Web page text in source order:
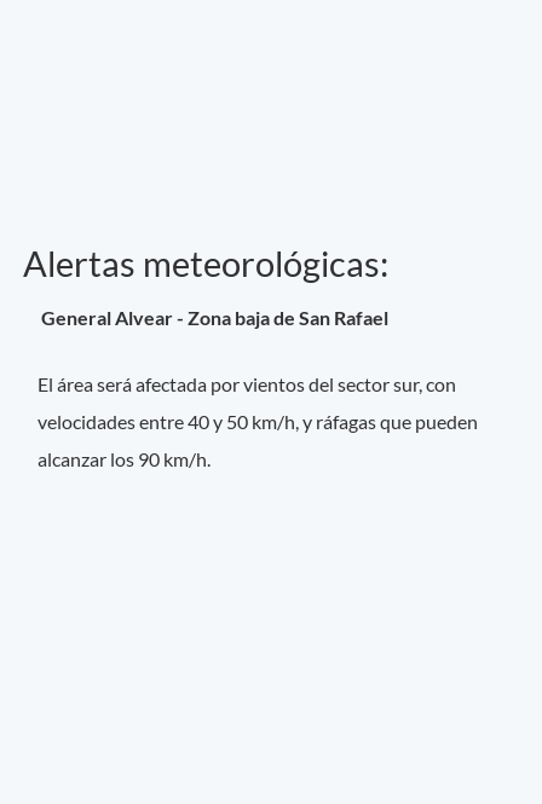
Alertas meteorológicas:
General Alvear - Zona baja de San Rafael
El área será afectada por vientos del sector sur, con
velocidades entre 40 y 50 km/h, y ráfagas que pueden
alcanzar los 90 km/h.